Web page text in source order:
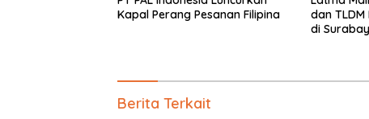
Kapal Perang Pesanan Filipina
dan TLDM
di
Berita Terkait